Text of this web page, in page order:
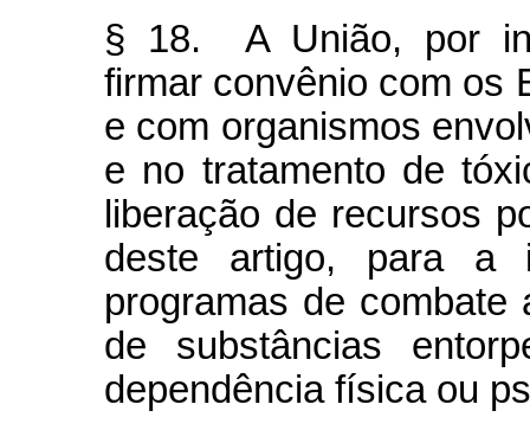
§ 18. A União, por
firmar convênio com os
e com organismos
e no tratamento de
liberação de recursos
deste artigo, para a
programas de
de substâncias
dependência física ou